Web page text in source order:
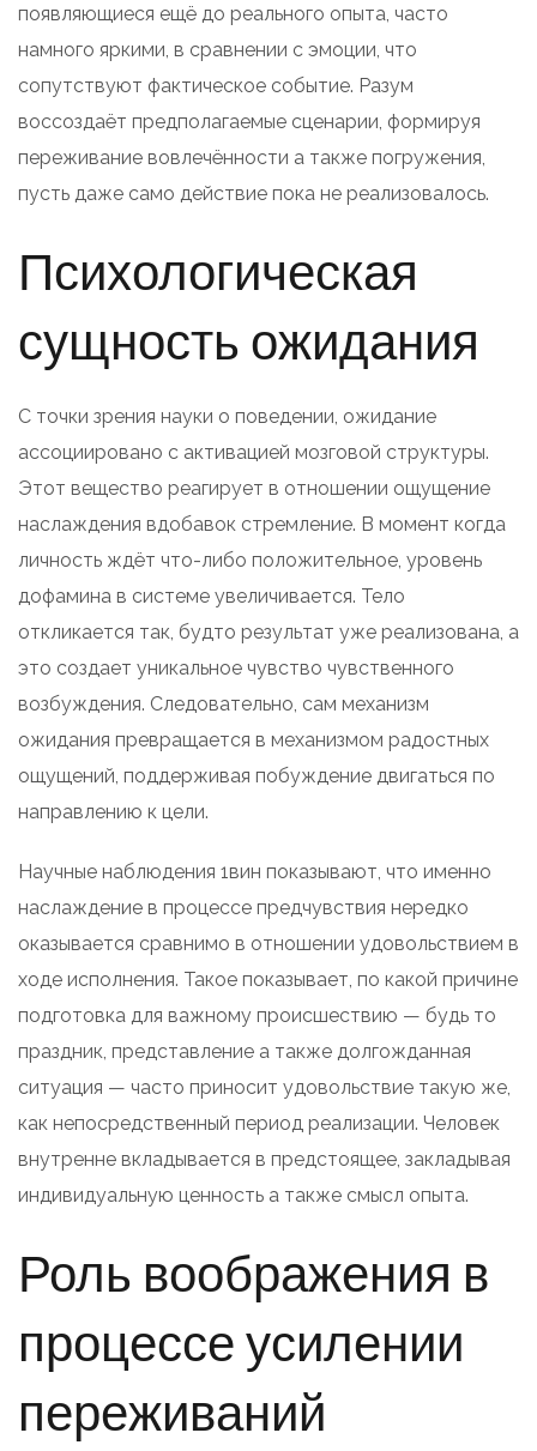
появляющиеся ещё до реального опыта, часто
намного яркими, в сравнении с эмоции, что
сопутствуют фактическое событие. Разум
воссоздаёт предполагаемые сценарии, формируя
переживание вовлечённости а также погружения,
пусть даже само действие пока не реализовалось.
Психологическая
сущность ожидания
С точки зрения науки о поведении, ожидание
ассоциировано с активацией мозговой структуры.
Этот вещество реагирует в отношении ощущение
наслаждения вдобавок стремление. В момент когда
личность ждёт что-либо положительное, уровень
дофамина в системе увеличивается. Тело
откликается так, будто результат уже реализована, а
это создает уникальное чувство чувственного
возбуждения. Следовательно, сам механизм
ожидания превращается в механизмом радостных
ощущений, поддерживая побуждение двигаться по
направлению к цели.
Научные наблюдения 1вин показывают, что именно
наслаждение в процессе предчувствия нередко
оказывается сравнимо в отношении удовольствием в
ходе исполнения. Такое показывает, по какой причине
подготовка для важному происшествию — будь то
праздник, представление а также долгожданная
ситуация — часто приносит удовольствие такую же,
как непосредственный период реализации. Человек
внутренне вкладывается в предстоящее, закладывая
индивидуальную ценность а также смысл опыта.
Роль воображения в
процессе усилении
переживаний